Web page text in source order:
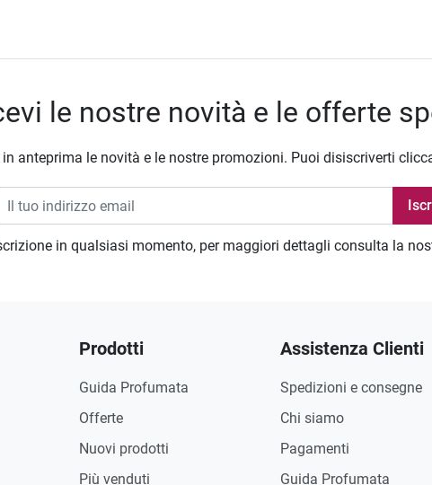
le nostre novità e le offerte
anteprima le novità e le nostre promozioni. Puoi disiscriverti
in qualsiasi momento, per maggiori dettagli consulta la
Prodotti
Guida Profumata
Offerte
Nuovi prodotti
Più venduti
Assistenza Clienti
Spedizioni e consegne
Chi siamo
Pagamenti
Guida Profumata